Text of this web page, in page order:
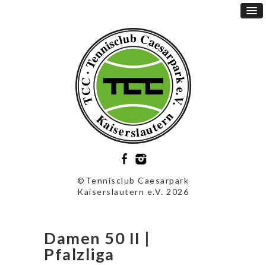
©Tennisclub Caesarpark
Kaiserslautern e.V. 2026
Damen 50 II |
Pfalzliga